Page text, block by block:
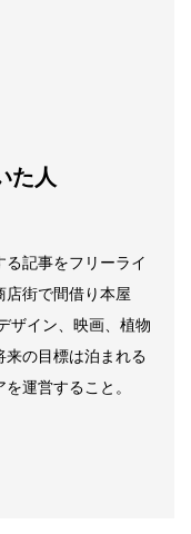
た人
記事をフリーライ
店街で間借り本屋
ザイン、映画、植物
の目標は泊まれる
運営すること。